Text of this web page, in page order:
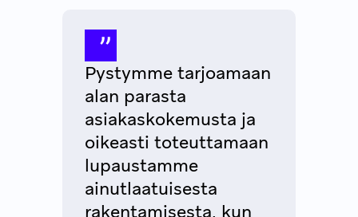
Pystymme tarjoamaan
alan parasta
asiakaskokemusta ja
oikeasti toteuttamaan
lupaustamme
ainutlaatuisesta
rakentamisesta, kun